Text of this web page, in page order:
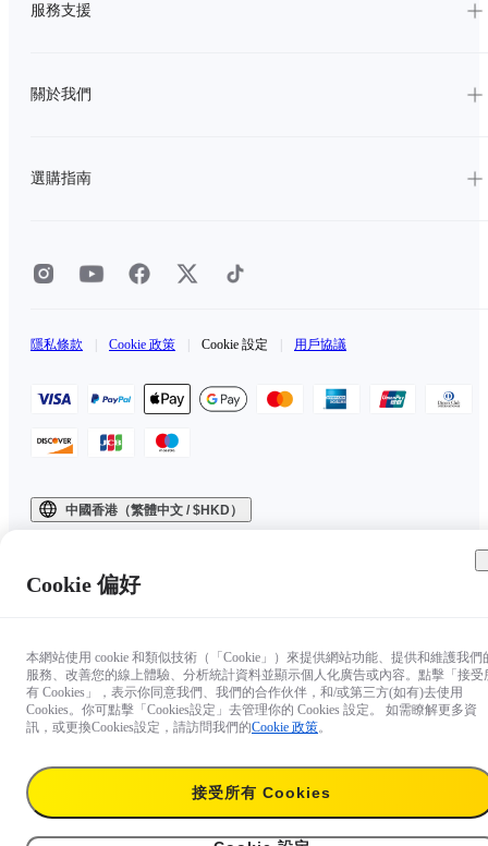
服務支援
關於我們
選購指南
隱私條款 Cookie 政策 Cookie 設定 用戶協議
中國香港（繁體中文 / $HKD）
Cookie 偏好
本網站使用 cookie 和類似技術（「Cookie」）來提供網站功能、提供和維護我們
服務、改善您的線上體驗、分析統計資料並顯示個人化廣告或內容。點擊「接受
有 Cookies」，表示你同意我們、我們的合作伙伴，和/或第三方(如有)去使用
Cookies。你可點擊「Cookies設定」去管理你的 Cookies 設定。 如需瞭解更多資
訊，或更換Cookies設定，請訪問我們的Cookie 政策。
接受所有 Cookies